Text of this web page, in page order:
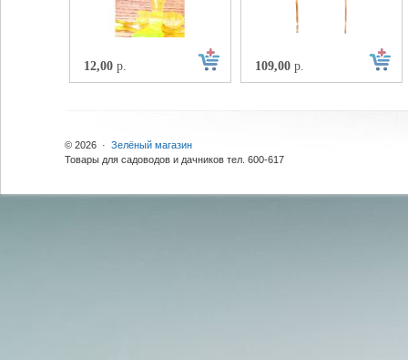
12,00 р. 109,00 р.
© 2026 · Зелёный магазин
Товары для садоводов и дачников тел. 600-617